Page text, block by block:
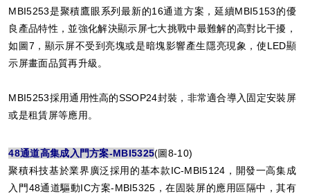
MBI5253是聚積鷹眼系列最新的16通道方案，延續MBI5153的優
良產品特性，並強化解決顯示屏七大挑戰中最難解的高對比干擾，
如圖7，顯示屏不受到亮塊或是暗塊影響產生隱亮現象，使LED顯
示屏畫面品質再升級。
MBI5253採用通用性高的SSOP24封裝，非常適合導入固定安裝屏
或是租賃屏等應用。
48通道高集成入門方案-MBI5325(圖8-10)
聚積科技基於業界廣泛採用的基本款IC-MBI5124，開發一高集成
入門48通道驅動IC方案-MBI5325，在固裝屏的應用區隔中，其有